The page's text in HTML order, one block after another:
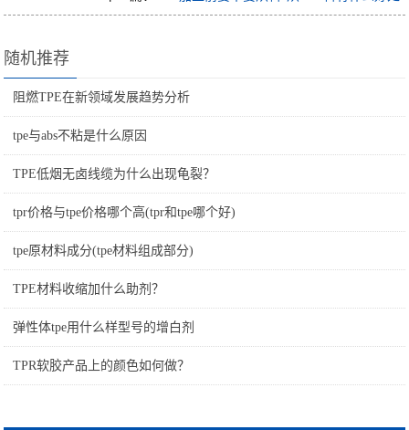
随机推荐
阻燃TPE在新领域发展趋势分析
tpe与abs不粘是什么原因
TPE低烟无卤线缆为什么出现龟裂？
tpr价格与tpe价格哪个高(tpr和tpe哪个好)
tpe原材料成分(tpe材料组成部分)
TPE材料收缩加什么助剂？
弹性体tpe用什么样型号的增白剂
TPR软胶产品上的颜色如何做？